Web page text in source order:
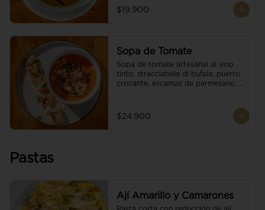
$19.900
Sopa de Tomate
Sopa de tomate artesanal al vino
tinto, stracciatella di bufala, puerro
crocante, escamas de parmesano,
Acompañado de un tostón de pan
focaccia.
$24.900
Pastas
Ají Amarillo y Camarones